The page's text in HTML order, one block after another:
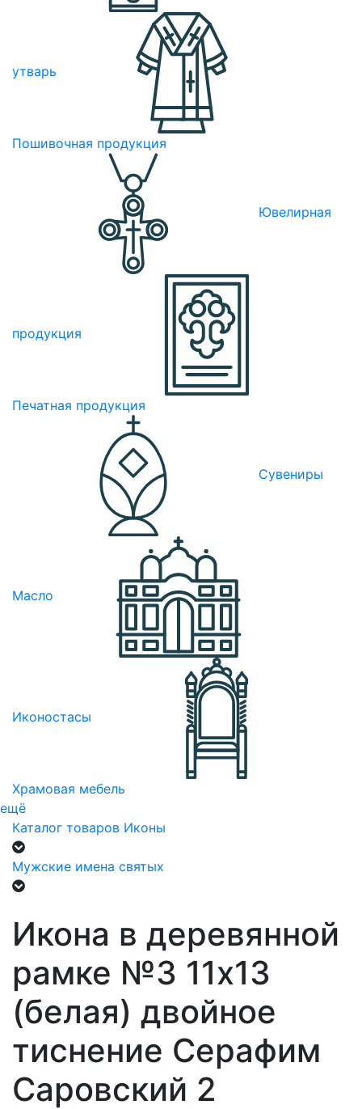
утварь
Пошивочная продукция
Ювелирная
продукция
Печатная продукция
Сувениры
Масло
Иконостасы
Храмовая мебель
ещё
Каталог товаров Иконы
Мужские имена святых
Икона в деревянной
рамке №3 11х13
(белая) двойное
тиснение Серафим
Саровский 2